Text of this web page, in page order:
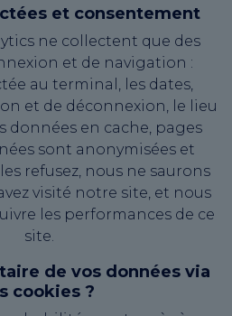
et consentement
ne collectent que des
et de navigation :
au terminal, les dates,
et de déconnexion, le lieu
données en cache, pages
sont anonymisées et
refusez, nous ne saurons
visité notre site, et nous
les performances de ce
site.
de vos données via
cookies ?